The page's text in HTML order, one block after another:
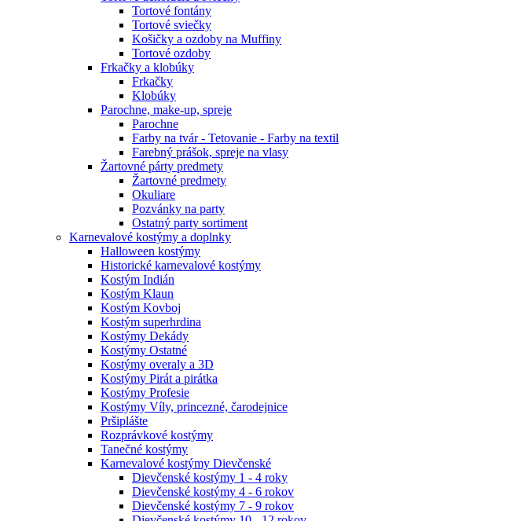
Tortové fontány
Tortové sviečky
Košičky a ozdoby na Muffiny
Tortové ozdoby
Frkačky a klobúky
Frkačky
Klobúky
Parochne, make-up, spreje
Parochne
Farby na tvár - Tetovanie - Farby na textil
Farebný prášok, spreje na vlasy
Žartovné párty predmety
Žartovné predmety
Okuliare
Pozvánky na party
Ostatný party sortiment
Karnevalové kostýmy a doplnky
Halloween kostýmy
Historické karnevalové kostýmy
Kostým Indián
Kostým Klaun
Kostým Kovboj
Kostým superhrdina
Kostýmy Dekády
Kostýmy Ostatné
Kostýmy overaly a 3D
Kostýmy Pirát a pirátka
Kostýmy Profesie
Kostýmy Víly, princezné, čarodejnice
Pršiplášte
Rozprávkové kostýmy
Tanečné kostýmy
Karnevalové kostýmy Dievčenské
Dievčenské kostýmy 1 - 4 roky
Dievčenské kostýmy 4 - 6 rokov
Dievčenské kostýmy 7 - 9 rokov